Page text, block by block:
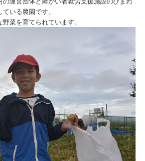
いる農園です。
菜を育てられています。